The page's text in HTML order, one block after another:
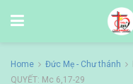
Home Đức Mẹ - Chư thánh
QUYẾT: Mc 6,17-29